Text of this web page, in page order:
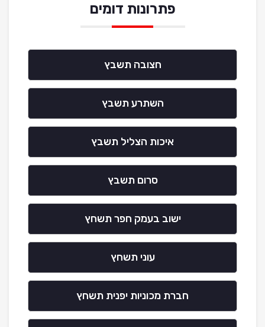
פתרונות דומים
חצובה תשבץ
השתרע תשבץ
איכות הצליל תשבץ
סרום תשבץ
ישוב בעמק חפר תשחץ
עוני תשחץ
חברת מכוניות יפנית תשחץ